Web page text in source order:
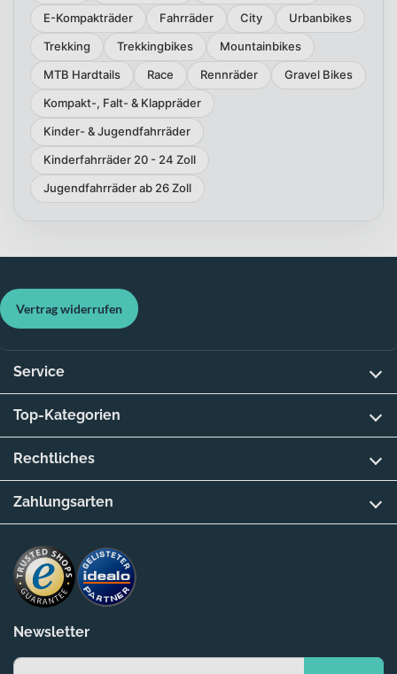
E-Kompakträder
Fahrräder City
Urbanbikes
Trekking
Trekkingbikes
Mountainbikes
MTB Hardtails
Race Rennräder
Gravel Bikes
Kompakt-, Falt- & Klappräder
Kinder- & Jugendfahrräder
Kinderfahrräder 20 - 24 Zoll
Jugendfahrräder ab 26 Zoll
Newsletter
Vertrag widerrufen
Service
Top-Kategorien
Rechtliches
Zahlungsarten